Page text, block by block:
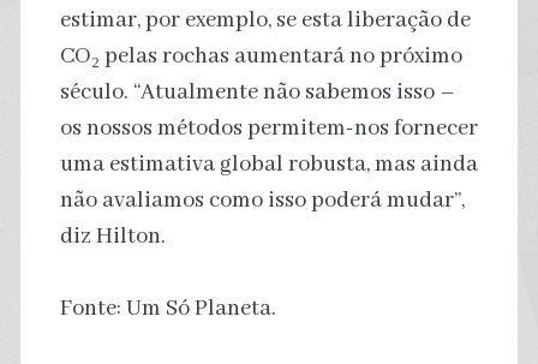
estimar, por exemplo, se esta liberação de
CO₂ pelas rochas aumentará no próximo
século. “Atualmente não sabemos isso –
os nossos métodos permitem-nos fornecer
uma estimativa global robusta, mas ainda
não avaliamos como isso poderá mudar”,
diz Hilton.
Fonte: Um Só Planeta.